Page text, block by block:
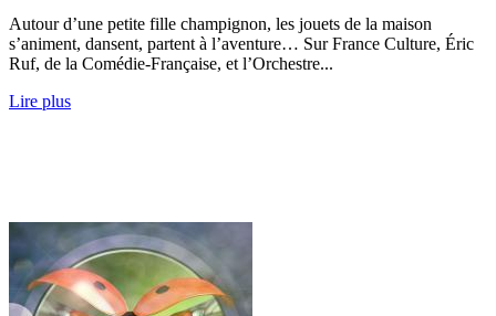
Autour d’une petite fille champignon, les jouets de la maison
s’animent, dansent, partent à l’aventure… Sur France Culture, Éric
Ruf, de la Comédie-Française, et l’Orchestre...
Lire plus